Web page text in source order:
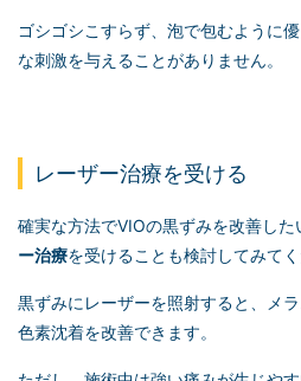
ゴシゴシこすらず、泡で包むように
な刺激を与えることがありません。
レーザー治療を受ける
確実な方法でVIOの黒ずみを改善し
ー治療を受けることも検討してみてく
黒ずみにレーザーを照射すると、メ
色素沈着を改善できます。